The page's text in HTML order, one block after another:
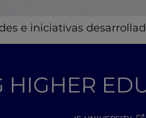
e iniciativas
HIGHER